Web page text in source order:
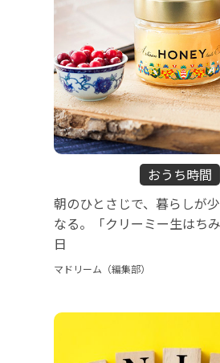
おうち時間
朝のひとさじで、暮らしが
なる。「クリーミー生はち
日
マドリーム（編集部）